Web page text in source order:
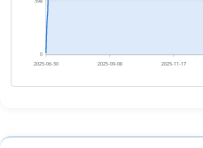
0
2025-06-30 2025-09-08 2025-11-17